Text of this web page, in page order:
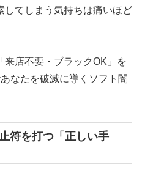
してしまう気持ちは痛いほど
来店不要・ブラックOK」を
なたを破滅に導くソフト闇
符を打つ「正しい手